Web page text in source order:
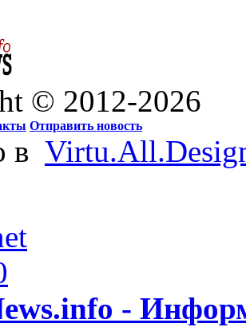
© 2012-2026
Отправить новость
в
-